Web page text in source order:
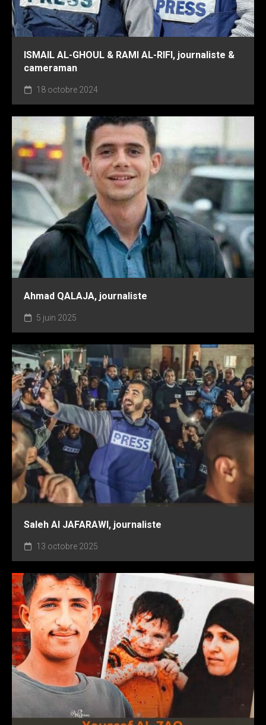
ISMAIL AL-GHOUL & RAMI AL-RIFI, journaliste &
cameraman
18 octobre 2024
Ahmad QALAJA, journaliste
5 juin 2025
Saleh AI JAFARAWI, journaliste
13 octobre 2025